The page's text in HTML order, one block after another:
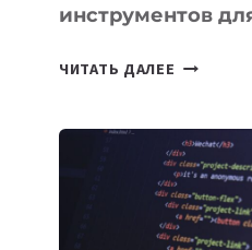
инструментов
ЧИТАТЬ ДАЛЕЕ ТАСК-
ПОЛЕЗНЫХ
ДЛЯ
РАБОТЫ